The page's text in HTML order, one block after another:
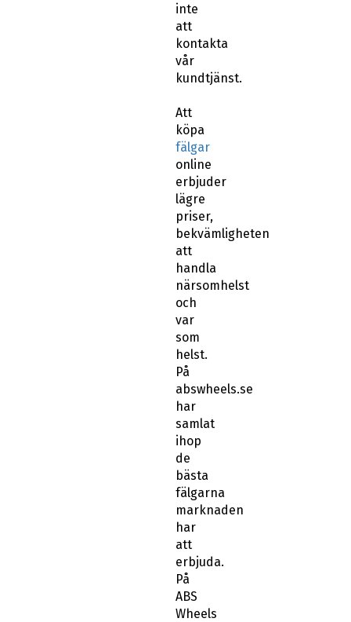
inte
att
kontakta
vår
kundtjänst.
Att
köpa
fälgar
online
erbjuder
lägre
priser,
bekvämligheten
att
handla
närsomhelst
och
var
som
helst.
På
abswheels.se
har
samlat
ihop
de
bästa
fälgarna
marknaden
har
att
erbjuda.
På
ABS
Wheels